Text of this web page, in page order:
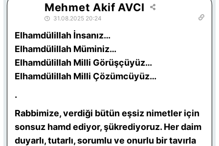
Mehmet Akif AVCI
31.08.2025 20:24
Elhamdülillah İnsanız…
Elhamdülillah Müminiz…
Elhamdülillah Milli Görüşçüyüz…
Elhamdülillah Milli Çözümcüyüz…
.
Rabbimize, verdiği bütün eşsiz nimetler için
sonsuz hamd ediyor, şükrediyoruz. Her daim
duyarlı, tutarlı, sorumlu ve onurlu bir tavırla